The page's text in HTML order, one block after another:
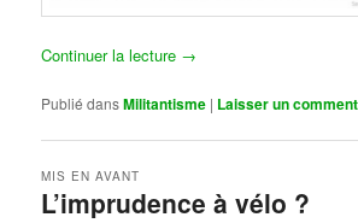
Continuer la lecture →
Publié dansMilitantisme | Laisser un
L’imprudence à vélo ?
MIS EN AVANT